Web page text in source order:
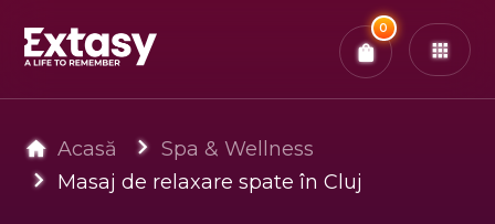
0
x0 Bilete Confirmă & Plătește
Acasă
Spa & Wellness
Masaj de relaxare spate în Cluj